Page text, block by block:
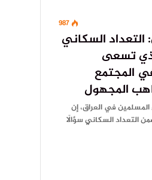
987
السكاني
تسعى
المجتمع
المجهول
في العراق، إن
التعداد السكاني سؤالًا